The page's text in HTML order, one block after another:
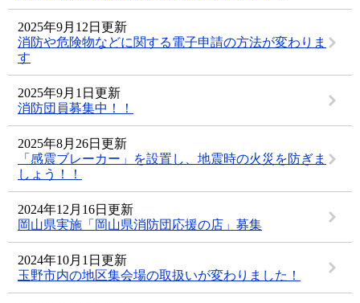
2025年9月12日更新
消防や危険物などに関する電子申請の方法が変わりま
す
2025年9月1日更新
消防団員募集中！！
2025年8月26日更新
「感震ブレーカー」を設置し、地震時の火災を防ぎま
しょう！！
2024年12月16日更新
岡山県実施「岡山県消防団応援の店」募集
2024年10月1日更新
玉野市内の地区集会場の取扱いが変わりました！